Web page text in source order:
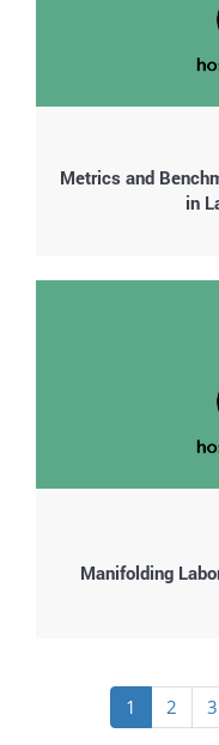
Metrics and
in
Manifolding
PaginaciónPágina
actual
1 Page
2 3